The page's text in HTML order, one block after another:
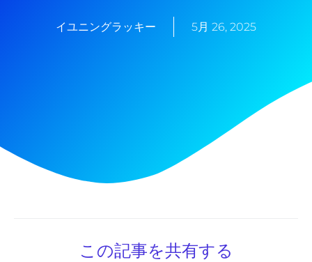
イユニングラッキー 5月 26, 2025
この記事を共有する